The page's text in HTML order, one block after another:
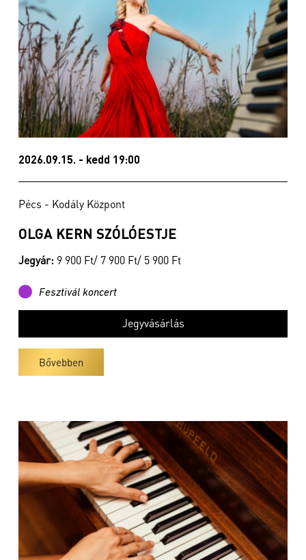
2026.09.15. - kedd 19:00
Pécs - Kodály Központ
OLGA KERN SZÓLÓESTJE
Jegyár: 9 900 Ft/ 7 900 Ft/ 5 900 Ft
Fesztivál koncert
Jegyvásárlás
Bővebben